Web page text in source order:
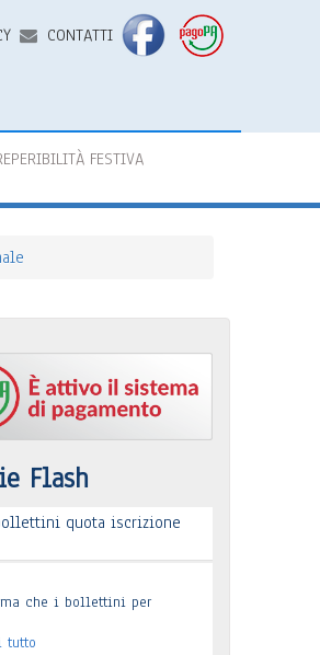
CONTATTI
FESTIVA
Flash
quota iscrizione
che i bollettini per
tutto